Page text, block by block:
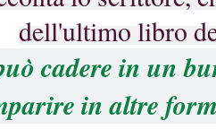
dell'ultimo libro
cadere in un
in altre